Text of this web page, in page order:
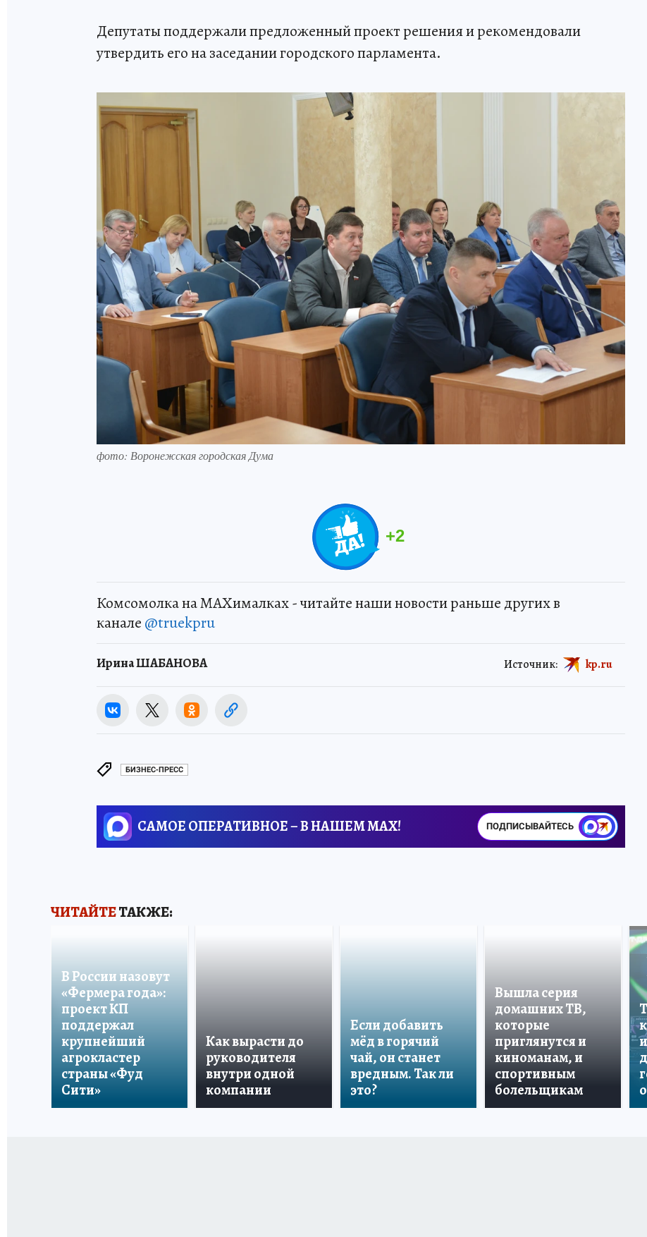
Депутаты поддержали предложенный проект решения и рекомендовали
утвердить его на заседании городского парламента.
фото: Воронежская городская Дума
+2
Комсомолка на MAXималках - читайте наши новости раньше других в
канале @truekpru
Ирина ШАБАНОВА Источник: kp.ru
БИЗНЕС-ПРЕСС
САМОЕ ОПЕРАТИВНОЕ – В НАШЕМ MAX! ПОДПИСЫВАЙТЕСЬ
ЧИТАЙТЕТАКЖЕ:
В России назовут
«Фермера года»:
проект КП
поддержал
крупнейший
агрокластер
страны «Фуд
Сити»
Как вырасти до
руководителя
внутри одной
компании
Если добавить
мёд в горячий
чай, он станет
вредным. Так ли
это?
Вышла серия
домашних ТВ,
которые
приглянутся и
киноманам, и
спортивным
болельщикам